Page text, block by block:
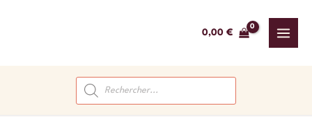
0,00 €
Recherche
de
produits